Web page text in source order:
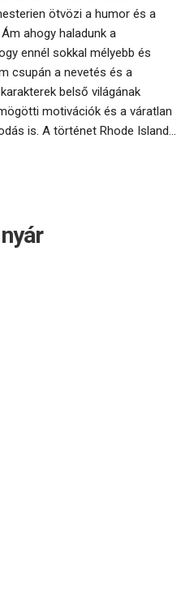
ötvözi a humor és a
ahogy haladunk a
ennél sokkal mélyebb és
csupán a nevetés és a
belső világának
motivációk és a váratlan
is. A történet Rhode Island...